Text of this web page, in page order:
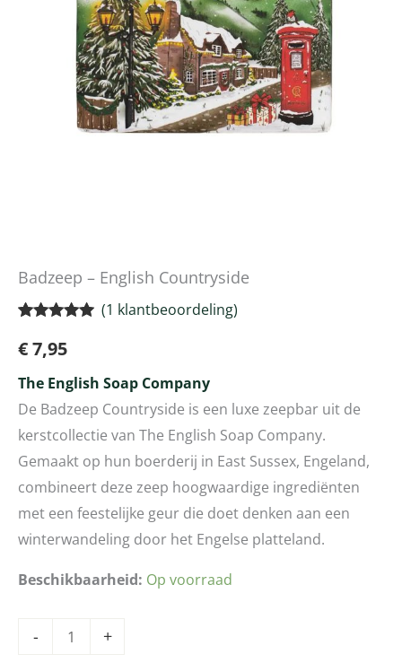
Badzeep – English Countryside
5.00 op 5
gebaseerd
op
klant
waardering
(1 klantbeoordeling)
€7,95
The English Soap Company
De Badzeep Countryside is een luxe zeepbar uit de
kerstcollectie van The English Soap Company.
Gemaakt op hun boerderij in East Sussex, Engeland,
combineert deze zeep hoogwaardige ingrediënten
met een feestelijke geur die doet denken aan een
winterwandeling door het Engelse platteland.
Beschikbaarheid: Op voorraad
- +